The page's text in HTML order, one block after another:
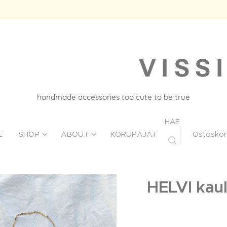
V I S S
handmade accessories too cute to be true
SHOP ABOUT KORUPAJAT
HAE
Ostoskori
HELVI